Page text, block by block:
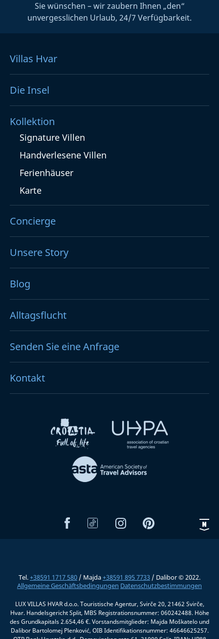
Sie wünschen – wir zaubern Ihnen „den“
unvergesslichen Urlaub, 24/7 Verfügbarkeit.
Villas Hvar
Die Insel
Kollektion
Signature Villen
Handverlesene Villen
Ferienhäuser
Karte
Concierge
Unsere Story
Blog
Alltagsflucht
Senden Sie eine Anfrage
Kontakt
Tel.+38591 1717 580 / Majda+38591 895 7733 / Dalibor © 2022.
Allgemeine Geschäftsbedingungen Datenschutzbestimmungen
LUX VILLAS HVAR d.o.o. Touristische Agentur, Svirče 20, 21462 Svirče,
Hvar. Handelsgericht Split, MBS Registrationsnummer: 060242488. Höhe
des Grundkapitals 2.654,46 €. Vorstandsmitglieder: Majda Moškatelo und
Dalibor Bartolomej Plenković, OIB Identifikationsnummer: 46646625257.